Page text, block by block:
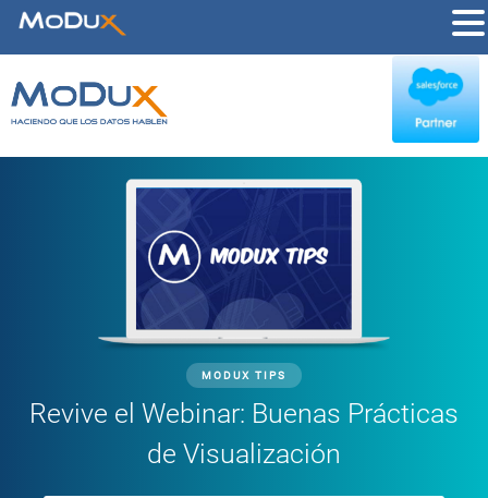
MODUX TIPS
Revive el Webinar: Buenas Prácticas
de Visualización